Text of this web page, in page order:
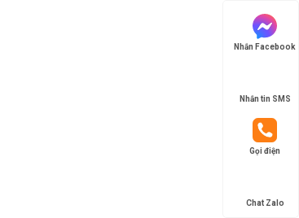
Nhắn Facebook
Nhắn tin SMS
Gọi điện
Chat Zalo